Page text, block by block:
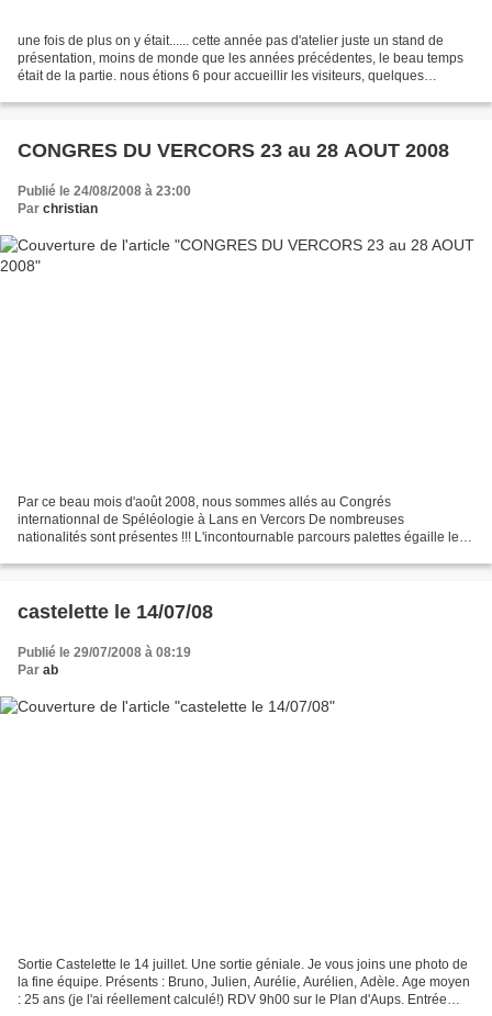
une fois de plus on y était...... cette année pas d'atelier juste un stand de
présentation, moins de monde que les années précédentes, le beau temps
était de la partie. nous étions 6 pour accueillir les visiteurs, quelques
CONGRES DU VERCORS 23 au 28 AOUT 2008
Publié le 24/08/2008 à 23:00
Par christian
Par ce beau mois d'août 2008, nous sommes allés au Congrés
internationnal de Spéléologie à Lans en Vercors De nombreuses
nationalités sont présentes !!! L'incontournable parcours palettes égaille le
castelette le 14/07/08
Publié le 29/07/2008 à 08:19
Par ab
Sortie Castelette le 14 juillet. Une sortie géniale. Je vous joins une photo de
la fine équipe. Présents : Bruno, Julien, Aurélie, Aurélien, Adèle. Age moyen
: 25 ans (je l'ai réellement calculé!) RDV 9h00 sur le Plan d'Aups. Entrée